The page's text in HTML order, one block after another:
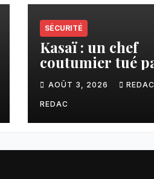
SÉCURITÉ
Kasaï : un chef
coutumier tué
balle par un
à Kamuesha, la
tension monte
AOÛT 3, 2026 REDAC
REDAC